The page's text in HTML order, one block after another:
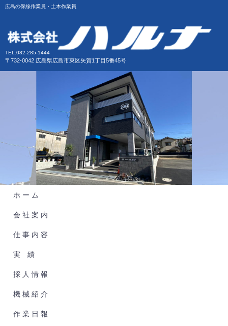
広島の保線作業員・土木作業員
TEL.082-285-1444
〒732-0042 広島県広島市東区矢賀1丁目5番45号
ホ ー ム
会 社 案 内
仕 事 内 容
実 績
採 人 情 報
機 械 紹 介
作 業 日 報